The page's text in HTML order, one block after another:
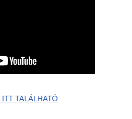
ITT TALÁLHATÓ